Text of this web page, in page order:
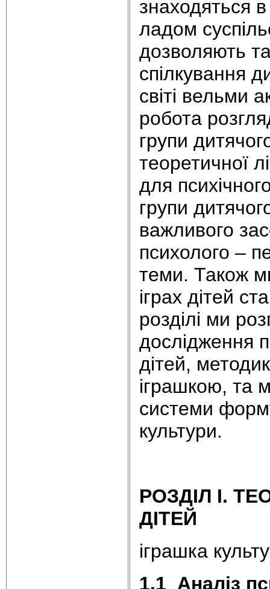
знаходяться
ладом
дозволяють
спілкування
світі вельми
робота
групи
теоретичної
для
групи
важливого
психолого –
теми. Також
іграх дітей
розділі ми
дослідження
дітей,
іграшкою, та
системи
культури.
РОЗДІЛ I.
ДІТЕЙ
іграшка
1.1 Аналіз